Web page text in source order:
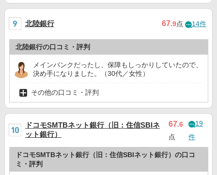
北陸銀行 67.9点 14件
北陸銀行の口コミ・評判
メインバンクだったし、保障もしっかりしていたので、
決め手になりました。（30代／女性）
その他の口コミ・評判
ドコモSMTBネット銀行（旧：住信SBIネ
ット銀行）
67.6
点
19
件
ドコモSMTBネット銀行（旧：住信SBIネット銀行）の口コ
ミ・評判